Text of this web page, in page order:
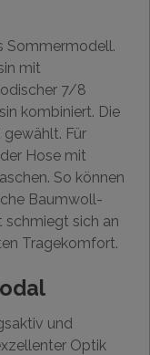
Sommermodell.
mit
7/8
kombiniert. Die
Für
Hose mit
So können
Baumwoll-
schmiegt sich an
Tragekomfort.
und
Optik